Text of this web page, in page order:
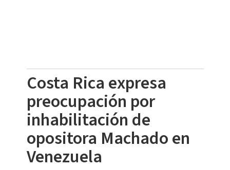
Costa Rica expresa
preocupación por
inhabilitación de
opositora Machado en
Venezuela